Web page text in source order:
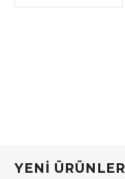
YENI ÜRÜNLER